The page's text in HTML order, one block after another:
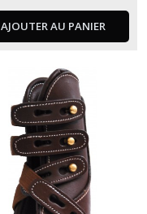
AJOUTER AU PANIER